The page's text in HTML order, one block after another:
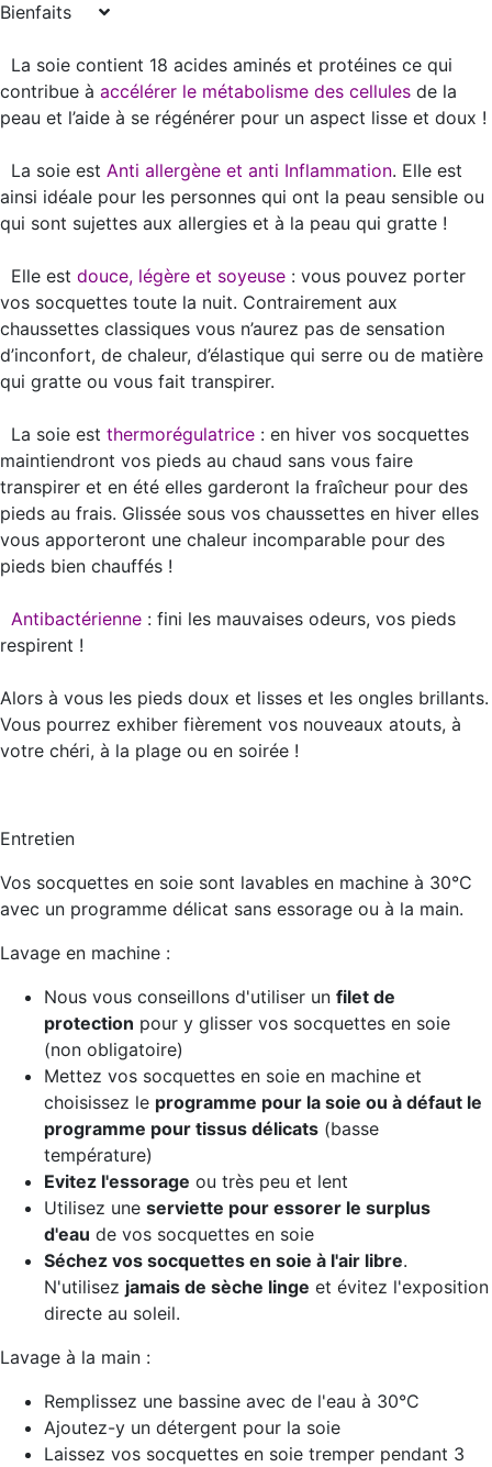
Bienfaits
La soie contient 18 acides aminés et protéines ce qui
contribue à accélérer le métabolisme des cellules de la
peau et l’aide à se régénérer pour un aspect lisse et doux !
La soie est Anti allergène et anti Inflammation. Elle est
ainsi idéale pour les personnes qui ont la peau sensible ou
qui sont sujettes aux allergies et à la peau qui gratte !
Elle est douce, légère et soyeuse : vous pouvez porter
vos socquettes toute la nuit. Contrairement aux
chaussettes classiques vous n’aurez pas de sensation
d’inconfort, de chaleur, d’élastique qui serre ou de matière
qui gratte ou vous fait transpirer.
La soie est thermorégulatrice : en hiver vos socquettes
maintiendront vos pieds au chaud sans vous faire
transpirer et en été elles garderont la fraîcheur pour des
pieds au frais. Glissée sous vos chaussettes en hiver elles
vous apporteront une chaleur incomparable pour des
pieds bien chauffés !
Antibactérienne : fini les mauvaises odeurs, vos pieds
respirent !
Alors à vous les pieds doux et lisses et les ongles brillants.
Vous pourrez exhiber fièrement vos nouveaux atouts, à
votre chéri, à la plage ou en soirée !
Entretien
Vos socquettes en soie sont lavables en machine à 30°C
avec un programme délicat sans essorage ou à la main.
Lavage en machine :
Nous vous conseillons d'utiliser un filet de
protection pour y glisser vos socquettes en soie
(non obligatoire)
Mettez vos socquettes en soie en machine et
choisissez le programme pour la soie ou à défaut le
programme pour tissus délicats (basse
température)
Evitez l'essorage ou très peu et lent
Utilisez une serviette pour essorer le surplus
d'eau de vos socquettes en soie
Séchez vos socquettes en soie à l'air libre.
N'utilisez jamais de sèche linge et évitez l'exposition
directe au soleil.
Lavage à la main :
Remplissez une bassine avec de l'eau à 30°C
Ajoutez-y un détergent pour la soie
Laissez vos socquettes en soie tremper pendant 3